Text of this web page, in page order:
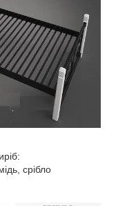
срібло